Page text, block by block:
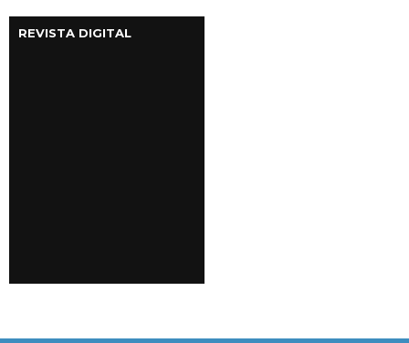
REVISTA DIGITAL